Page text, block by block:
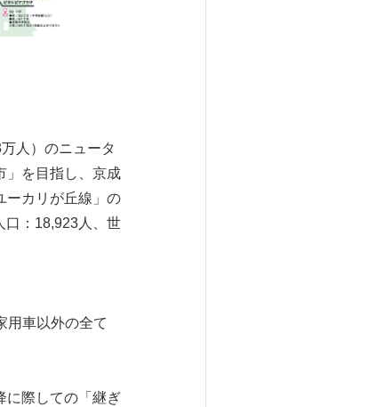
人）のニュータ
」を目指し、京成
ーカリが丘線」の
口：18,923人、世
用車以外の全て
に際しての「継ぎ